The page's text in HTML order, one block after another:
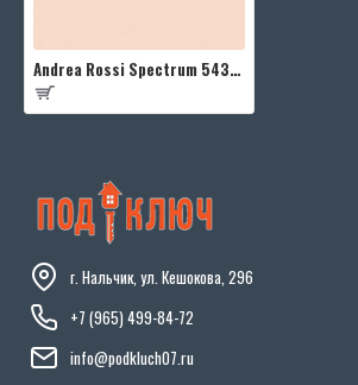
Andrea Rossi Spectrum 54333-17
г. Нальчик, ул. Кешокова, 296
+7 (965) 499-84-72
info@podkluch07.ru